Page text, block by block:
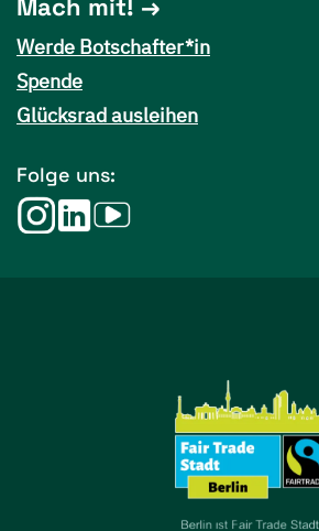
Mach mit!
Werde Botschafter*in
Spende
Glücksrad ausleihen
Folge uns: